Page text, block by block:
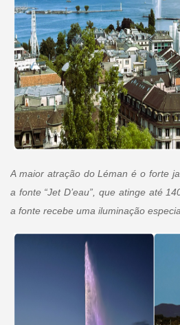
A maior atração do Léman é o forte
a fonte “Jet D’eau”, que atinge até
a fonte recebe uma iluminação